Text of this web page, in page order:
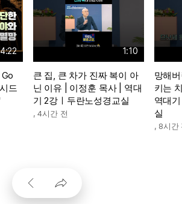
드
1:10
큰 집, 큰 차가 진짜 복이 아
닌 이유 | 이정훈 목사 | 역대
기 2강ㅣ두란노성경교실
,4시간 전
망해
키는
역대
실
, 8시간